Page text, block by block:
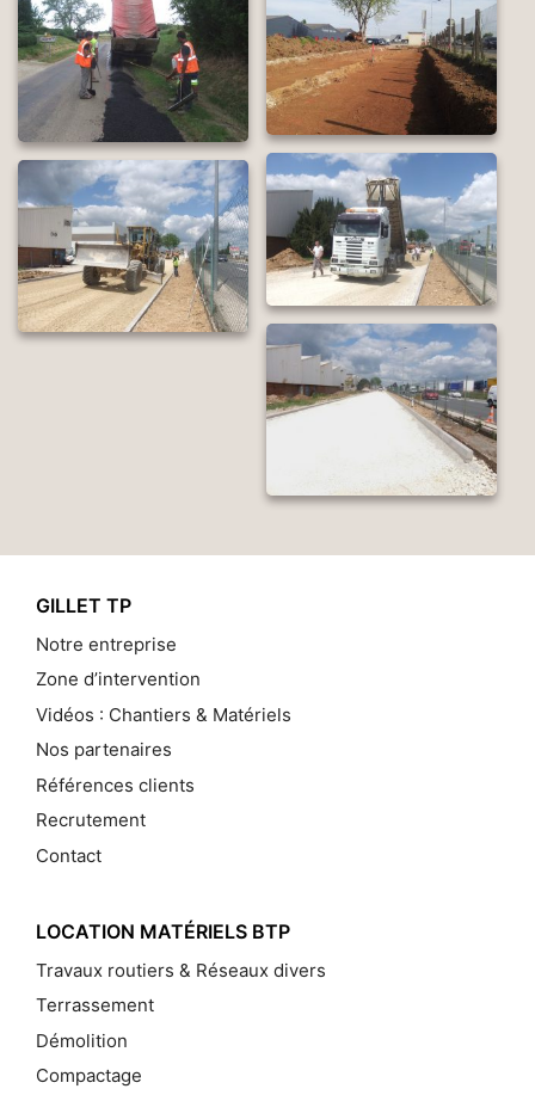
GILLET TP
Notre entreprise
Zone d’intervention
Vidéos : Chantiers & Matériels
Nos partenaires
Références clients
Recrutement
Contact
LOCATION MATÉRIELS BTP
Travaux routiers & Réseaux divers
Terrassement
Démolition
Compactage